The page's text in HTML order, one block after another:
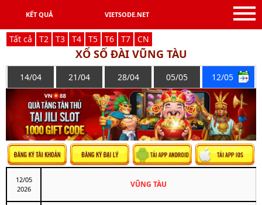
KẾT QUẢ VIETSODE.NET
Tất cả T2 T3 T4 T5 T6 T7 CN
XỔ SỐ ĐÀI VŨNG TÀU
14/04 21/04 28/04 05/05 12/05
12/05
2026
VŨNG TÀU